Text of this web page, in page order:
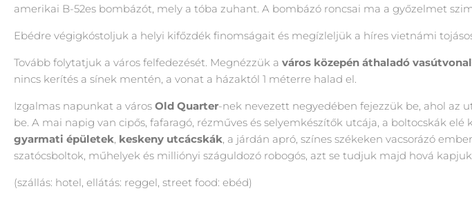
amerikai B-52es bombázót, mely a tóba zuhant. A bombázó roncsai ma a győzelmet
Ebédre végigkóstoljuk a helyi kifőzdék finomságait és megízleljük a híres vietnámi
Tovább folytatjuk a város felfedezését. Megnézzük a város közepén áthaladó
nincs kerítés a sínek mentén, a vonat a házaktól 1 méterre halad el.
Izgalmas napunkat a város Old Quarter-nek nevezett negyedében fejezzük be, ahol az
be. A mai napig van cipős, fafaragó, rézműves és selyemkészítők utcája, a boltocskák
gyarmati épületek, keskeny utcácskák, a járdán apró, színes székeken vacsorázó
szatócsboltok, műhelyek és milliónyi száguldozó robogós, azt se tudjuk majd hová
(szállás: hotel, ellátás: reggel, street food: ebéd)